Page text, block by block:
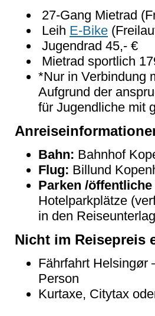
27-Gang Mietrad
Leih E-Bike
Jugendrad 45,- €
Mietrad sportlich
*Nur in Verbindung
Aufgrund der
für Jugendliche mit
Bahn: Bahnhof
Flug: Billund
Parken /
Hotelparkplätze
in den
Nicht im Reisepreis
Fährfahrt Helsingør
Person
Kurtaxe, Citytax